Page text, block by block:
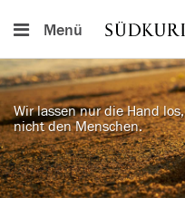
Menü
Wir lassen nur die Hand los,
nicht den Menschen.